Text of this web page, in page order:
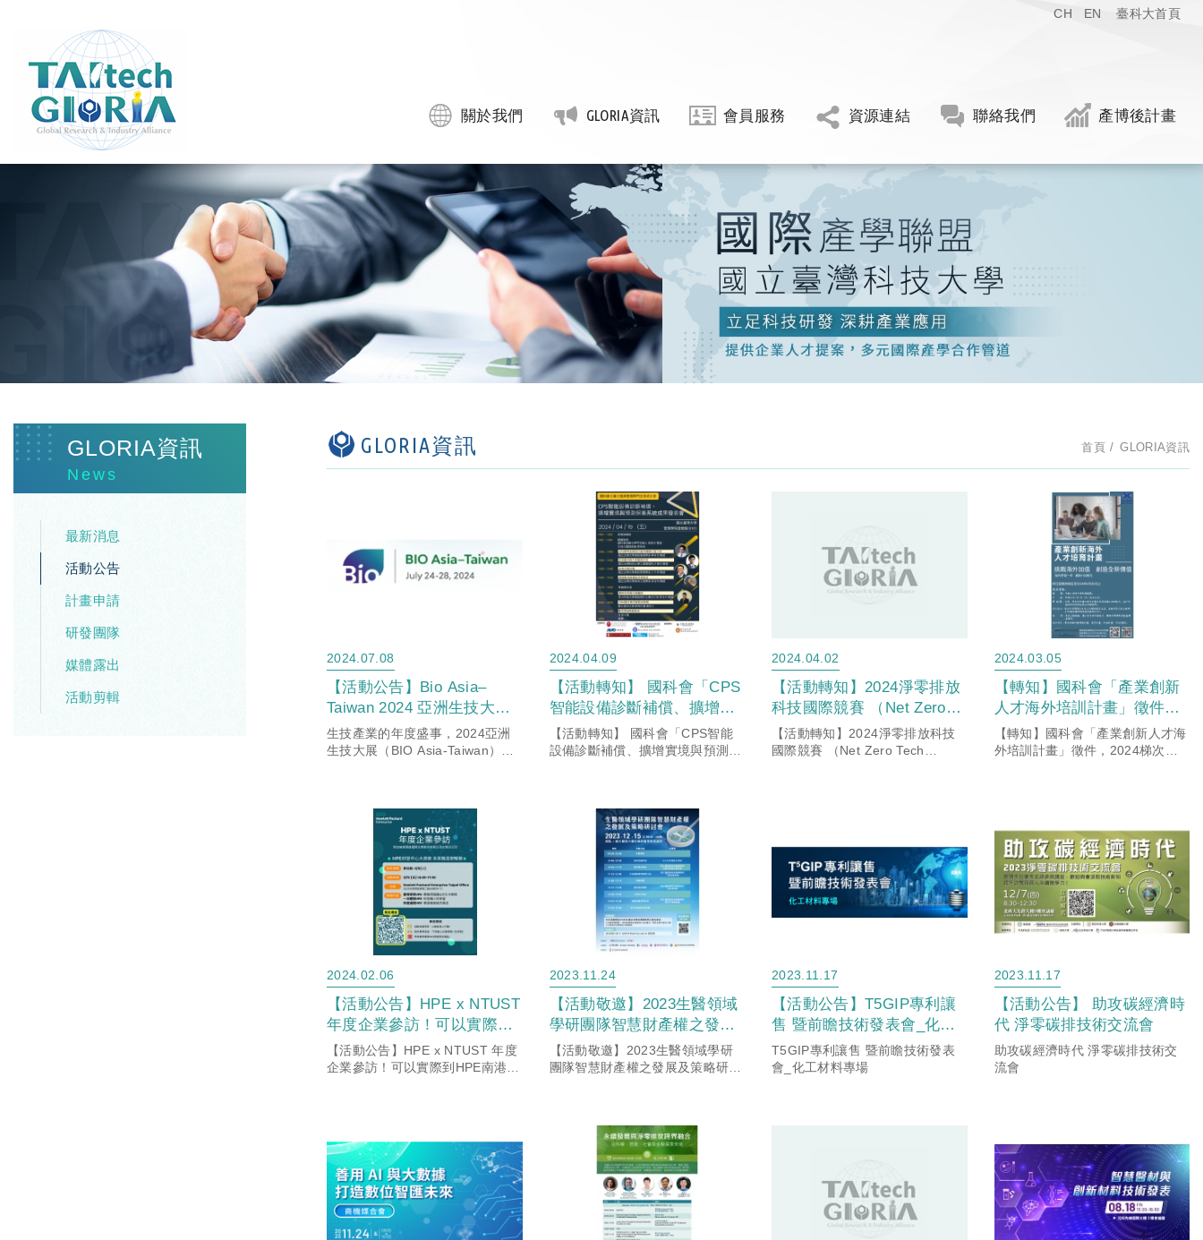
CH EN 臺科大首頁
關於我們 GLORIA資訊 會員服務 資源連結 聯絡我們 產博後計畫
GLORIA資訊
News
最新消息
活動公告
計畫申請
研發團隊
媒體露出
活動剪輯
GLORIA資訊 首頁 GLORIA資訊
2024.07.08
【活動公告】Bio Asia–
Taiwan 2024 亞洲生技大展
7/25-28南港展覽館 盛大登
場
生技產業的年度盛事，2024亞洲
生技大展（BIO Asia-Taiwan）於7
高，900...
2024.04.09
【活動轉知】 國科會「CPS
智能設備診斷補償、擴增實
境與預測保養系統」成果發
表會，歡迎踴躍參加。
【活動轉知】 國科會「CPS智能
設備診斷補償、擴增實境與預測保
2024.04.02
【活動轉知】2024淨零排放
科技國際競賽 （Net Zero
Tech International Contest
@Taiwan），歡迎踴躍參
【活動轉知】2024淨零排放科技
國際競賽 （Net Zero Tech
2024.03.05
【轉知】國科會「產業創新
人才海外培訓計畫」徵件，
2024梯次即日起開放報名！
【轉知】國科會「產業創新人才海
外培訓計畫」徵件，2024梯次即
2024.02.06
【活動公告】HPE x NTUST
年度企業參訪！可以實際到
HPE南港辦公室一探究竟，
歡迎電機工程系/資訊工程系
【活動公告】HPE x NTUST 年度
企業參訪！可以實際到HPE南港辦
2023.11.24
【活動敬邀】2023生醫領域
學研團隊智慧財產權之發展
及策略研討會，歡迎踴躍報
名參加!
【活動敬邀】2023生醫領域學研
團隊智慧財產權之發展及策略研討
2023.11.17
【活動公告】T5GIP專利讓
售 暨前瞻技術發表會_化工
材料專場
T5GIP專利讓售 暨前瞻技術發表
會_化工材料專場
2023.11.17
【活動公告】 助攻碳經濟時
代 淨零碳排技術交流會
助攻碳經濟時代 淨零碳排技術交
流會